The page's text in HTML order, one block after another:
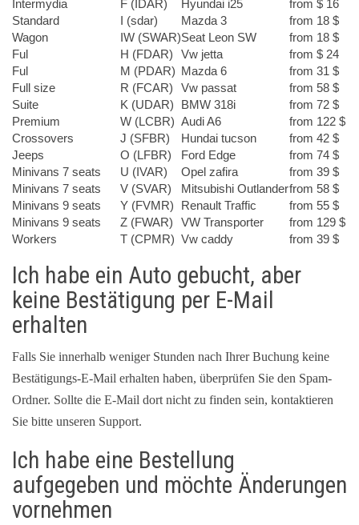
Intermydia
F (IDAR) Hyundai i25
from $ 16
Standard
I (sdar) Mazda 3
from 18 $
Wagon
IW (SWAR)Seat Leon SW
from 18 $
Ful
H (FDAR) Vw jetta
from $ 24
Ful
M (PDAR) Mazda 6
from 31 $
Full size
R (FCAR) Vw passat
from 58 $
Suite
K (UDAR) BMW 318i
from 72 $
Premium
W (LCBR) Audi A6
from 122 $
Crossovers
J (SFBR) Hundai tucson
from 42 $
Jeeps
O (LFBR) Ford Edge
from 74 $
Minivans 7 seats
U (IVAR) Opel zafira
from 39 $
Minivans 7 seats
V (SVAR) Mitsubishi Outlanderfrom 58 $
Minivans 9 seats
Y (FVMR) Renault Traffic
from 55 $
Minivans 9 seats
Z (FWAR) VW Transporter
from 129 $
Workers
T (CPMR) Vw caddy from 39 $
Ich habe ein Auto gebucht, aber
keine Bestätigung per E-Mail
erhalten
Falls Sie innerhalb weniger Stunden nach Ihrer Buchung keine
Bestätigungs-E-Mail erhalten haben, überprüfen Sie den Spam-
Ordner. Sollte die E-Mail dort nicht zu finden sein, kontaktieren
Sie bitte unseren Support.
Ich habe eine Bestellung
aufgegeben und möchte Änderungen
vornehmen